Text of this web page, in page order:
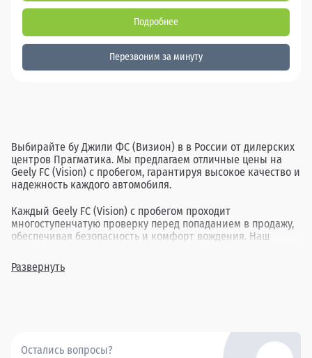
Подробнее
Перезвоним за минуту
Выбирайте бу Джили ФС (Визион) в в России от дилерских
центров Прагматика. Мы предлагаем отличные цены на
Geely FC (Vision) с пробегом, гарантируя высокое качество и
надежность каждого автомобиля.
Каждый Geely FC (Vision) с пробегом проходит
многоступенчатую проверку перед попаданием в продажу,
обеспечивая безопасность и комфорт вождения. Наш
года выпуска, позволяя найти идеальный вариант для
каждого клиента.
Развернуть
Остались вопросы?